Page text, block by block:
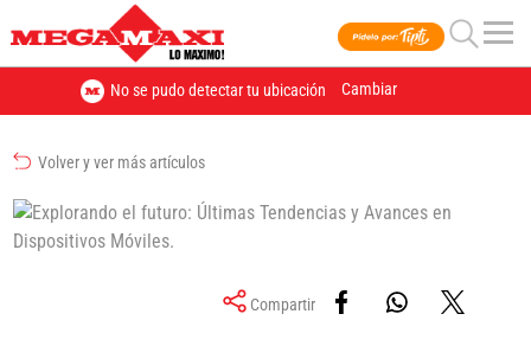
No se pudo detectar tu ubicación Cambiar
Volver y ver más artículos
Compartir